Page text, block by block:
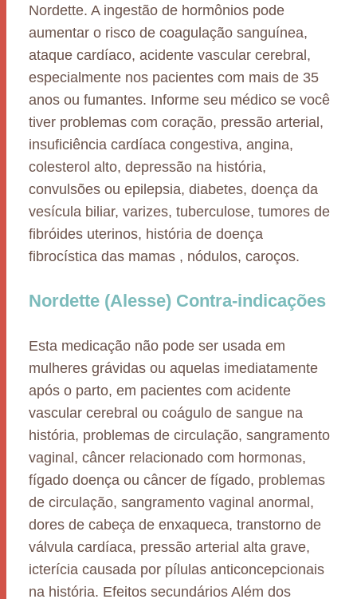
Nordette. A ingestão de hormônios pode
aumentar o risco de coagulação sanguínea,
ataque cardíaco, acidente vascular cerebral,
especialmente nos pacientes com mais de 35
anos ou fumantes. Informe seu médico se você
tiver problemas com coração, pressão arterial,
insuficiência cardíaca congestiva, angina,
colesterol alto, depressão na história,
convulsões ou epilepsia, diabetes, doença da
vesícula biliar, varizes, tuberculose, tumores de
fibróides uterinos, história de doença
fibrocística das mamas , nódulos, caroços.
Nordette (Alesse) Contra-indicações
Esta medicação não pode ser usada em
mulheres grávidas ou aquelas imediatamente
após o parto, em pacientes com acidente
vascular cerebral ou coágulo de sangue na
história, problemas de circulação, sangramento
vaginal, câncer relacionado com hormonas,
fígado doença ou câncer de fígado, problemas
de circulação, sangramento vaginal anormal,
dores de cabeça de enxaqueca, transtorno de
válvula cardíaca, pressão arterial alta grave,
icterícia causada por pílulas anticoncepcionais
na história. Efeitos secundários Além dos